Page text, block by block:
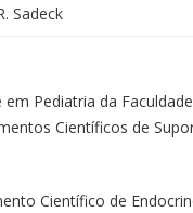
Sadeck
Pediatria da
Científicos de
Científico de